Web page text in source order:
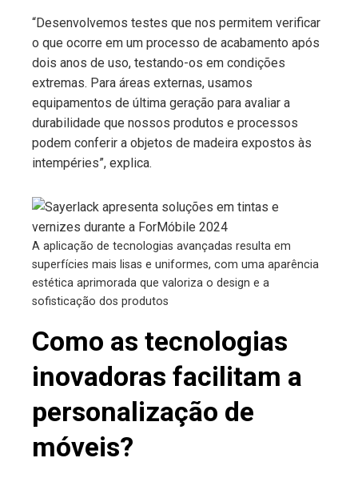
“Desenvolvemos testes que nos permitem verificar
o que ocorre em um processo de acabamento após
dois anos de uso, testando-os em condições
extremas. Para áreas externas, usamos
equipamentos de última geração para avaliar a
durabilidade que nossos produtos e processos
podem conferir a objetos de madeira expostos às
intempéries”, explica.
A aplicação de tecnologias avançadas resulta em
superfícies mais lisas e uniformes, com uma aparência
estética aprimorada que valoriza o design e a
sofisticação dos produtos
Como as tecnologias
inovadoras facilitam a
personalização de
móveis?